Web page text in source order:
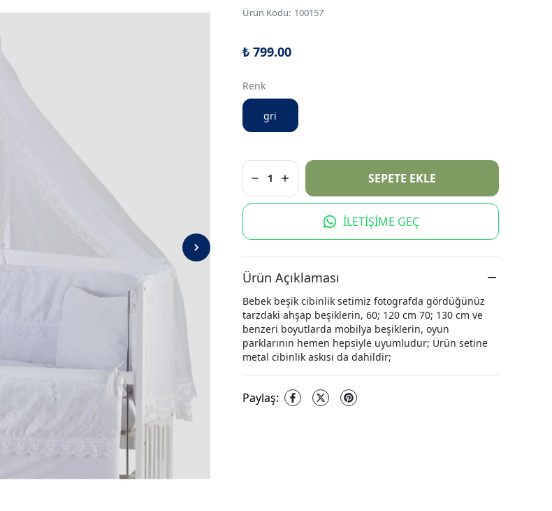
Ürün Kodu: 100157
₺ 799.00
Renk
gri
1 SEPETE EKLE
İLETİŞİME GEÇ
Ürün Açıklaması
Bebek beşik cibinlik setimiz fotografda gördüğünüz
tarzdaki ahşap beşiklerin, 60; 120 cm 70; 130 cm ve
benzeri boyutlarda mobilya beşiklerin, oyun
parklarının hemen hepsiyle uyumludur; Ürün setine
metal cibinlik askısı da dahildir;
Paylaş: